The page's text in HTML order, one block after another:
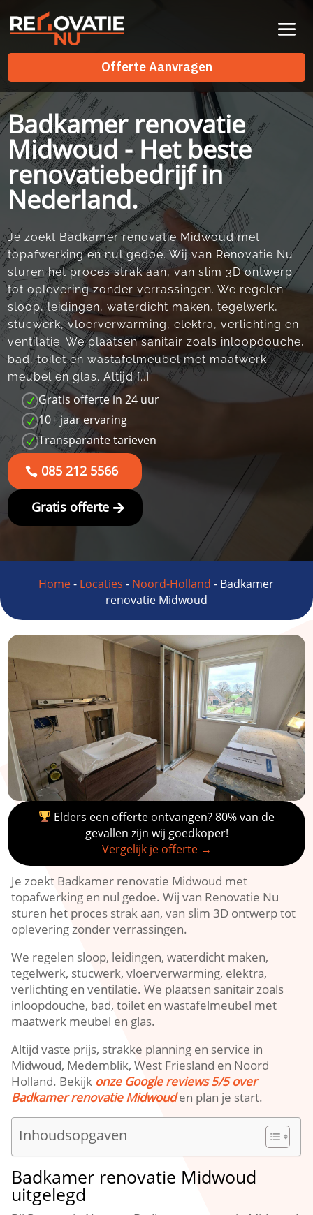
Offerte Aanvragen
Offerte Aanvragen
Badkamer renovatie
Midwoud - Het beste
renovatiebedrijf in
Nederland.
Je zoekt Badkamer renovatie Midwoud met
topafwerking en nul gedoe.​ Wij van Renovatie Nu
sturen het proces strak aan, van slim 3D ontwerp
tot oplevering zonder verrassingen.​ We regelen
sloop, leidingen, waterdicht maken, tegelwerk,
stucwerk, vloerverwarming, elektra, verlichting en
ventilatie.​ We plaatsen sanitair zoals inloopdouche,
bad, toilet en wastafelmeubel met maatwerk
meubel en glas.​ Altijd […]
N Gratis offerte in 24 uur
N 10+ jaar ervaring
N Transparante tarieven
085 212 5566
Gratis offerte
Home- Locaties - Noord-Holland - Badkamer
renovatie Midwoud
Elders een offerte ontvangen? 80% van de
gevallen zijn wij goedkoper!
Vergelijk je offerte →
Je zoekt Badkamer renovatie Midwoud met
topafwerking en nul gedoe.​ Wij van Renovatie Nu
sturen het proces strak aan, van slim 3D ontwerp tot
oplevering zonder verrassingen.​
We regelen sloop, leidingen, waterdicht maken,
tegelwerk, stucwerk, vloerverwarming, elektra,
verlichting en ventilatie.​ We plaatsen sanitair zoals
inloopdouche, bad, toilet en wastafelmeubel met
maatwerk meubel en glas.​
Altijd vaste prijs, strakke planning en service in
Midwoud, Medemblik, West Friesland en Noord
Holland.​ Bekijk onze Google reviews 5/5 over
Badkamer renovatie Midwouden plan je start.​
Inhoudsopgaven
Badkamer renovatie Midwoud
uitgelegd